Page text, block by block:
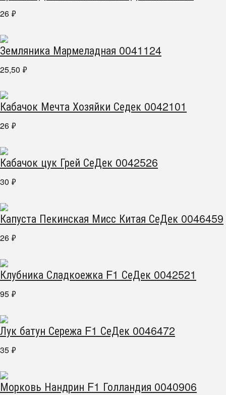
26 ₽
Земляника Мармеладная 0041124
25,50 ₽
Кабачок Мечта Хозяйки Седек 0042101
26 ₽
Кабачок цук Грей СеДек 0042526
30 ₽
Капуста Пекинская Мисс Китая СеДек 0046459
26 ₽
Клубника Сладкоежка F1 СеДек 0042521
95 ₽
Лук батун Сережа F1 СеДек 0046472
35 ₽
Морковь Нандрин F1 Голландия 0040906